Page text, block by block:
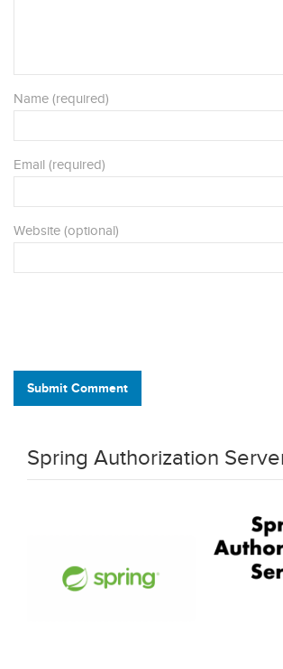
Name (required)
Email (required)
Website (optional)
Submit Comment
Spring Authorization